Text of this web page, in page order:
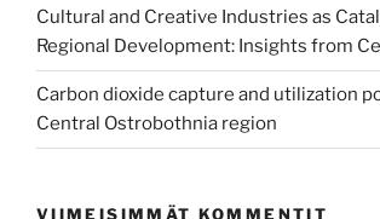
Cultural and Creative Industries as
Regional Development: Insights from
Carbon dioxide capture and utilization
Central Ostrobothnia region
VIIMEISIMMÄT KOMMENTIT